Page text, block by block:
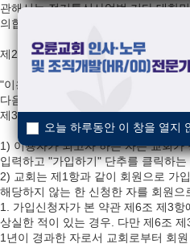
관해서는 전기통신사업법 기타 대한
의합니다.
제2조 (이용자의 정의)
"이용자"란 본 사이트에 접속하여 본
다음 교회가 제공하는 서비스를 받는
제3조 (회원 가입)
1) 이용자가 되고자 하는 자는 교회
입력하고 "가입하기" 단추를 클릭하
2) 교회는 제1항과 같이 회원으로 가
해당하지 않는 한 신청한 자를 회원으
1. 가입신청자가 본 약관 제6조 제3
상실한 적이 있는 경우. 다만 제6조
1년이 경과한 자로서 교회로부터 회
오늘 하루동안 이 창을 열지